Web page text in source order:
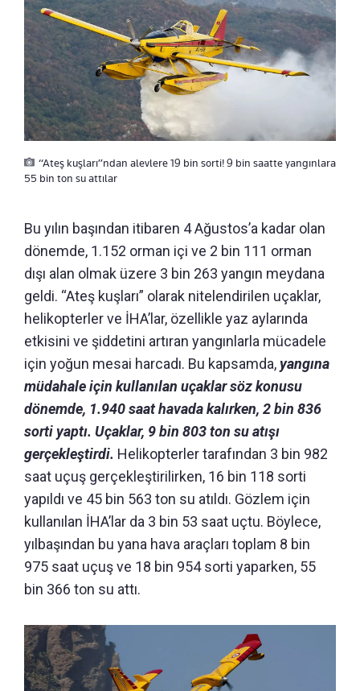
“Ateş kuşları”ndan alevlere 19 bin sorti! 9 bin saatte yangınlara
55 bin ton su attılar
Bu yılın başından itibaren 4 Ağustos’a kadar olan
dönemde, 1.152 orman içi ve 2 bin 111 orman
dışı alan olmak üzere 3 bin 263 yangın meydana
geldi. “Ateş kuşları” olarak nitelendirilen uçaklar,
helikopterler ve İHA’lar, özellikle yaz aylarında
etkisini ve şiddetini artıran yangınlarla mücadele
için yoğun mesai harcadı. Bu kapsamda,yangına
müdahale için kullanılan uçaklar söz konusu
dönemde, 1.940 saat havada kalırken, 2 bin 836
sorti yaptı. Uçaklar, 9 bin 803 ton su atışı
gerçekleştirdi. Helikopterler tarafından 3 bin 982
saat uçuş gerçekleştirilirken, 16 bin 118 sorti
yapıldı ve 45 bin 563 ton su atıldı. Gözlem için
kullanılan İHA’lar da 3 bin 53 saat uçtu. Böylece,
yılbaşından bu yana hava araçları toplam 8 bin
975 saat uçuş ve 18 bin 954 sorti yaparken, 55
bin 366 ton su attı.